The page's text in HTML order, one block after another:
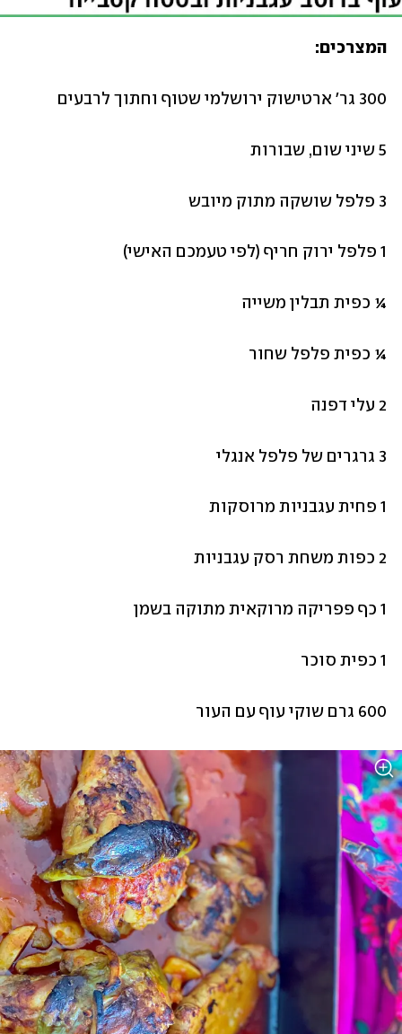
המצרכים:
300 גר׳ ארטישוק ירושלמי שטוף וחתוך לרבעים
5 שיני שום, שבורות
3 פלפל שושקה מתוק מיובש
1 פלפל ירוק חריף (לפי טעמכם האישי)
¼ כפית תבלין משייה
¼ כפית פלפל שחור
2 עלי דפנה
3 גרגרים של פלפל אנגלי
1 פחית עגבניות מרוסקות
2 כפות משחת רסק עגבניות
1 כף פפריקה מרוקאית מתוקה בשמן
1 כפית סוכר
600 גרם שוקי עוף עם העור